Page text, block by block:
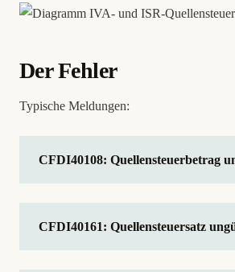
Der Fehler
Typische Meldungen:
CFDI40108: Quellensteuerbetrag
CFDI40161: Quellensteuersatz